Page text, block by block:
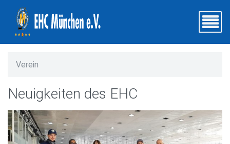
Verein
Neuigkeiten des EHC